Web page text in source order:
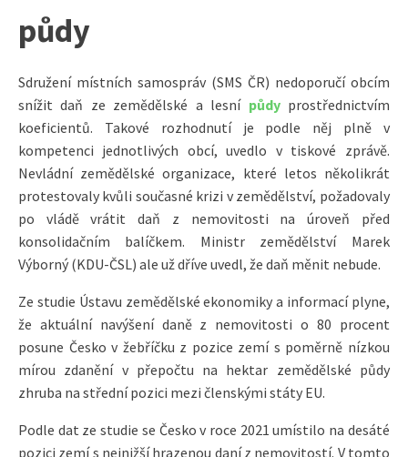
půdy
Sdružení místních samospráv (SMS ČR) nedoporučí obcím
snížit daň ze zemědělské a lesní půdyprostřednictvím
koeficientů. Takové rozhodnutí je podle něj plně v
kompetenci jednotlivých obcí, uvedlo v tiskové zprávě.
Nevládní zemědělské organizace, které letos několikrát
protestovaly kvůli současné krizi v zemědělství, požadovaly
po vládě vrátit daň z nemovitosti na úroveň před
konsolidačním balíčkem. Ministr zemědělství Marek
Výborný (KDU-ČSL) ale už dříve uvedl, že daň měnit nebude.
Ze studie Ústavu zemědělské ekonomiky a informací plyne,
že aktuální navýšení daně z nemovitosti o 80 procent
posune Česko v žebříčku z pozice zemí s poměrně nízkou
mírou zdanění v přepočtu na hektar zemědělské půdy
zhruba na střední pozici mezi členskými státy EU.
Podle dat ze studie se Česko v roce 2021 umístilo na desáté
pozici zemí s nejnižší hrazenou daní z nemovitostí. V tomto